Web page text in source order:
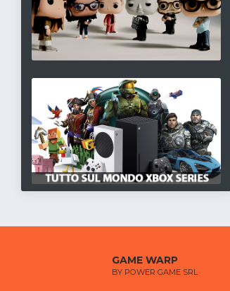
GAME WARP
BY POWER GAME SRL